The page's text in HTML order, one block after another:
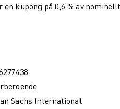
en kupong på 0,6 % av nominellt
Sachs International